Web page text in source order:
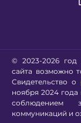
© 2023-2026 год
сайта возможно
Свидетельство
ноября 2024
соблюдением
коммуникаций и